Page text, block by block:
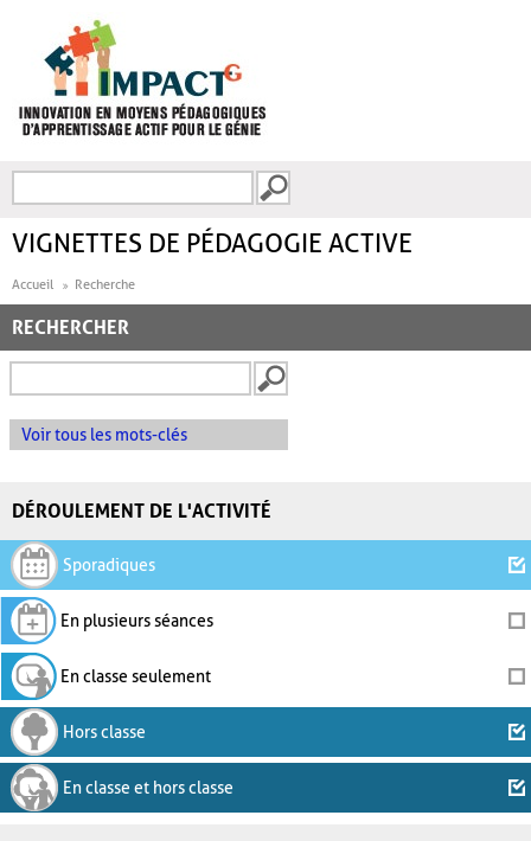
FORMULAIRE DE
VIGNETTES DE PÉDAGOGIE ACTIVE
Accueil Recherche
RECHERCHER
Voir tous les mots-clés
DÉROULEMENT DE L'ACTIVITÉ
Sporadiques
En plusieurs séances
En classe seulement
Hors classe
En classe et hors classe